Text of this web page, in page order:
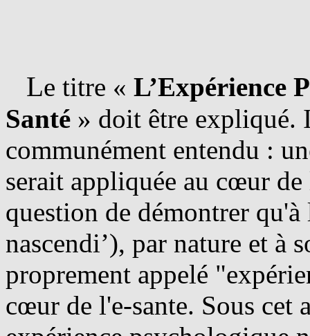
Le titre « L’Expérience
Santé » doit être expliqué.
communément entendu :
serait appliquée au cœur
question de démontrer qu'à
nascendi’), par nature et à
proprement appelé
cœur de l'e-sante. Sous